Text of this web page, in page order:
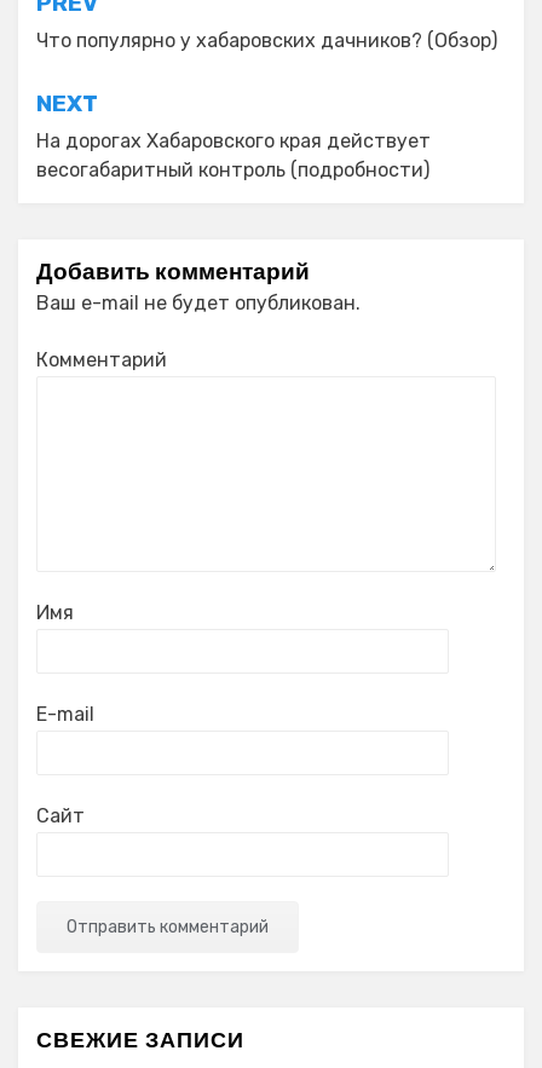
Навигация
по
записям
Что популярно у хабаровских дачников? (Обзор)
NEXT
На дорогах Хабаровского края действует
весогабаритный контроль (подробности)
Добавить комментарий
Ваш e-mail не будет опубликован.
Комментарий
Имя
E-mail
Сайт
СВЕЖИЕ ЗАПИСИ